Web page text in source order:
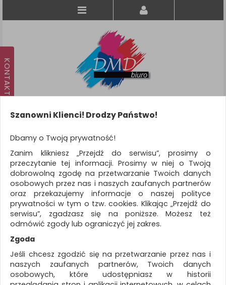
KATEGORIE
WSZYSTKIE KATEGORIE
FILTRY
Więcej
REKLAMA
AKTUALNOŚCI
Ochrona indywidualna Apteczki
Szanowni Klienci! Drodzy Państwo!
Dbamy o Twoją prywatność!
Zanim klikniesz „Przejdź do serwisu”, prosimy o
przeczytanie tej informacji. Prosimy w niej o Twoją
dobrowolną zgodę na przetwarzanie Twoich danych
osobowych przez nas i naszych zaufanych partnerów
oraz przekazujemy informacje o naszej polityce
prywatności w tym o tzw. cookies. Klikając „Przejdź do
serwisu”, zgadzasz się na poniższe. Możesz też
odmówić zgody lub ograniczyć jej zakres.
Zgoda
Jeśli chcesz zgodzić się na przetwarzanie przez nas i
naszych zaufanych partnerów, Twoich danych
osobowych, które udostępniasz w historii